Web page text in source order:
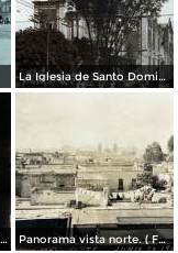
La Iglesia de Santo Domingo.
Patio del colegio de las Vizcainas por el fotografo Hugo Brehme. Panorama vista norte. ( Fechada el 20 de Junio de 1905 ).